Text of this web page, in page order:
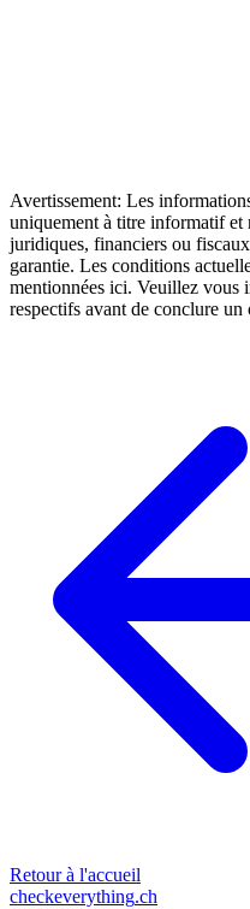
Avertissement: Les
uniquement à titre informatif et
juridiques, financiers ou
garantie. Les conditions
mentionnées ici. Veuillez vous
respectifs avant de conclure un
Retour à l'accueil
checkeverything.ch